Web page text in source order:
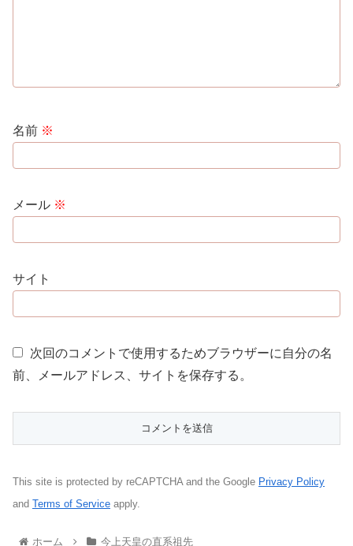
名前 ※
メール ※
サイト
次回のコメントで使用するためブラウザーに自分の名
前、メールアドレス、サイトを保存する。
This site is protected by reCAPTCHA and the Google Privacy Policy
and Terms of Service apply.
ホーム 今上天皇の直系祖先